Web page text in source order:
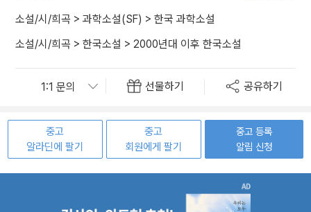
소설/시/희곡 > 과학소설(SF) > 한국 과학소설
소설/시/희곡 > 한국소설 > 2000년대 이후 한국소설
선물하기 공유하기
중고
알라딘에 팔기
중고
회원에게 팔기
중고 등록
알림 신청